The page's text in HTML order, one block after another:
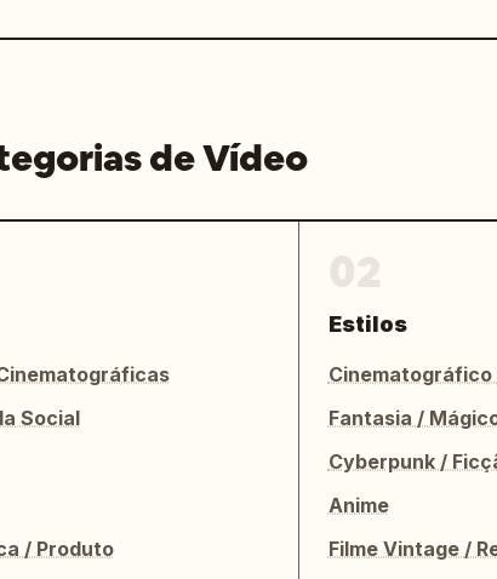
de Vídeo
Social
/ Produto
Estilos
Cinematográfico
Fantasia /
Cyberpunk /
Anime
Filme Vintage /